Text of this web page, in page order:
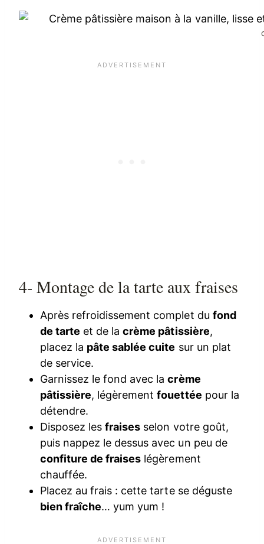
4- Montage de la tarte aux fraises
Après refroidissement complet du fond
de tarte et de lacrème pâtissière,
placez la pâte sablée cuite sur un plat
de service.
Garnissez le fond avec lacrème
pâtissière, légèrementfouettée pour la
détendre.
Disposez lesfraises selon votre goût,
puis nappez le dessus avec un peu de
confiture de fraises légèrement
chauffée.
Placez au frais : cette tarte se déguste
bien fraîche… yum yum !